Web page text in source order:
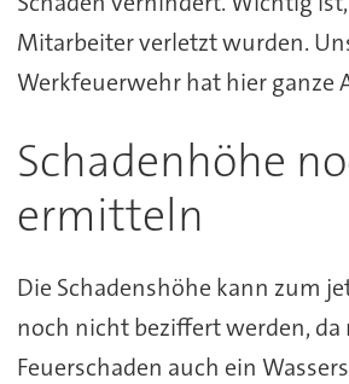
Mitarbeiter verletzt wurden.
Werkfeuerwehr hat hier ganze
Schadenhöhe
ermitteln
Die Schadenshöhe kann zum
noch nicht beziffert werden, da
Feuerschaden auch ein